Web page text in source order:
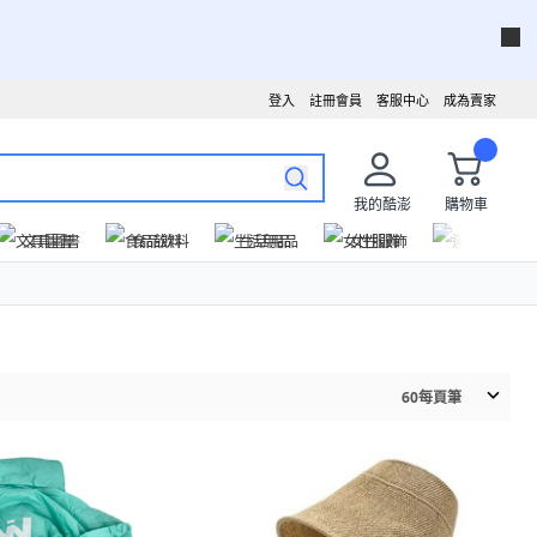
成為賣家
客服中心
註冊會員
登入
我的酷澎
購物車
文具圖書
食品飲料 生活用品 女性服飾
60每頁筆